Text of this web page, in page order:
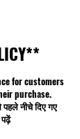
for customers
purchase.
नीचे दिए गए